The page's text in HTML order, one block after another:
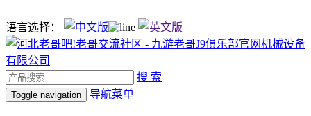
语言选择：
搜 索
Toggle navigation 导航菜单